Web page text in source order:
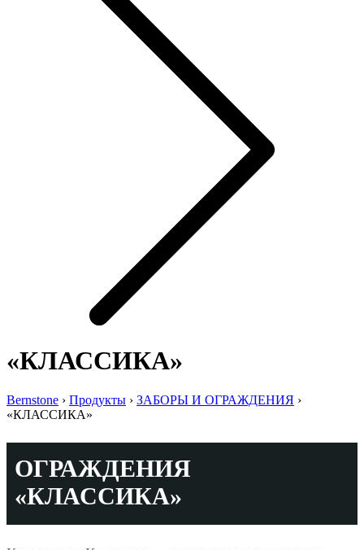
«‎КЛАССИКА»‎
Bernstone › Продукты › ЗАБОРЫ И ОГРАЖДЕНИЯ ›
«‎КЛАССИКА»‎
ОГРАЖДЕНИЯ
«КЛАССИКА»‎